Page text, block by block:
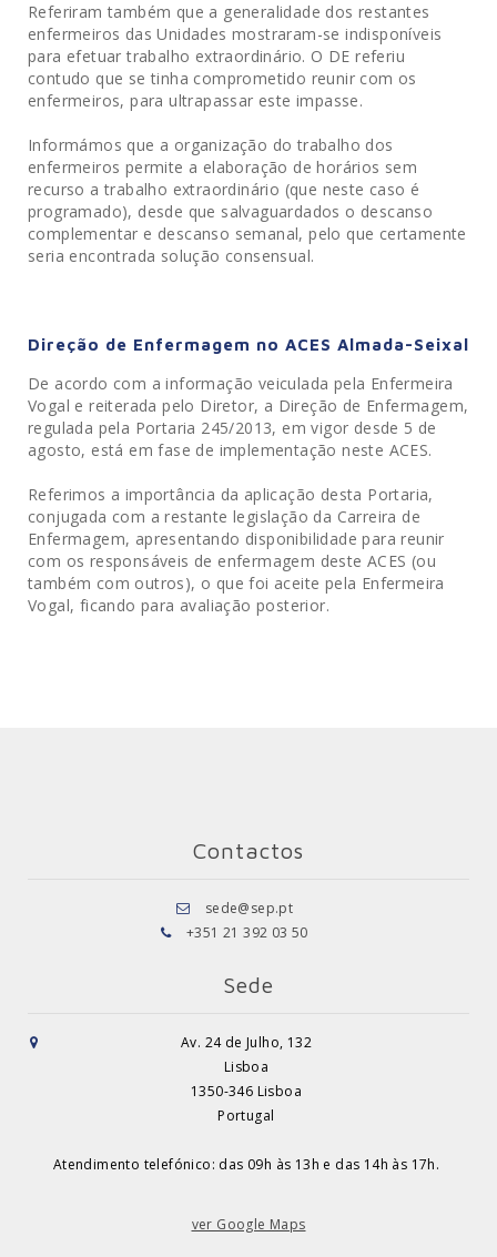
Referiram também que a generalidade dos restantes
enfermeiros das Unidades mostraram-se indisponíveis
para efetuar trabalho extraordinário. O DE referiu
contudo que se tinha comprometido reunir com os
enfermeiros, para ultrapassar este impasse.
Informámos que a organização do trabalho dos
enfermeiros permite a elaboração de horários sem
recurso a trabalho extraordinário (que neste caso é
programado), desde que salvaguardados o descanso
complementar e descanso semanal, pelo que certamente
seria encontrada solução consensual.
Direção de Enfermagem no ACES Almada-Seixal
De acordo com a informação veiculada pela Enfermeira
Vogal e reiterada pelo Diretor, a Direção de Enfermagem,
regulada pela Portaria 245/2013, em vigor desde 5 de
agosto, está em fase de implementação neste ACES.
Referimos a importância da aplicação desta Portaria,
conjugada com a restante legislação da Carreira de
Enfermagem, apresentando disponibilidade para reunir
com os responsáveis de enfermagem deste ACES (ou
também com outros), o que foi aceite pela Enfermeira
Vogal, ficando para avaliação posterior.
Contactos
sede@sep.pt
+351 21 392 03 50
Sede
Av. 24 de Julho, 132
Lisboa
1350-346 Lisboa
Portugal
Atendimento telefónico: das 09h às 13h e das 14h às 17h.
ver Google Maps